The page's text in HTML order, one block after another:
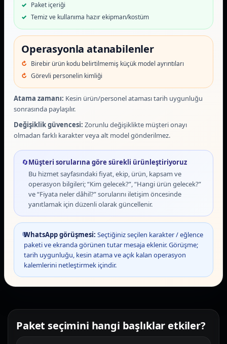
Paket içeriği
Temiz ve kullanıma hazır ekipman/kostüm
Operasyonla atanabilenler
Birebir ürün kodu belirtilmemiş küçük model ayrıntıları
Görevli personelin kimliği
Atama zamanı: Kesin ürün/personel ataması tarih uygunluğu
sonrasında paylaşılır.
Değişiklik güvencesi: Zorunlu değişiklikte müşteri onayı
olmadan farklı karakter veya alt model gönderilmez.
🔄Müşteri sorularına göre sürekli ürünleştiriyoruz
Bu hizmet sayfasındaki fiyat, ekip, ürün, kapsam ve
operasyon bilgileri; “Kim gelecek?”, “Hangi ürün gelecek?”
ve “Fiyata neler dâhil?” sorularını iletişim öncesinde
yanıtlamak için düzenli olarak güncellenir.
💬
WhatsApp görüşmesi: Seçtiğiniz seçilen karakter / eğlence
paketi ve ekranda görünen tutar mesaja eklenir. Görüşme;
tarih uygunluğu, kesin atama ve açık kalan operasyon
kalemlerini netleştirmek içindir.
Paket seçimini hangi başlıklar etkiler?